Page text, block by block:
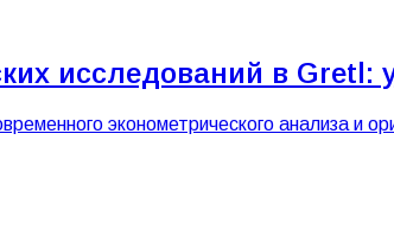
исследований в Gretl:
эконометрического анализа и